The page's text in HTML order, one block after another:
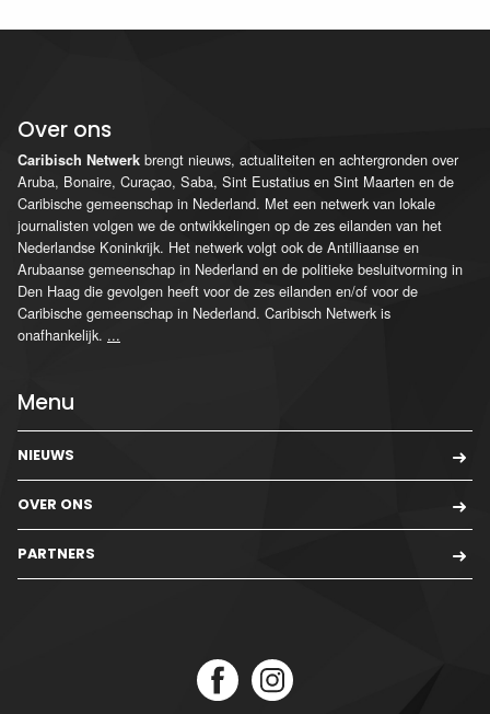
Over ons
Caribisch Netwerk brengt nieuws, actualiteiten en achtergronden over
Aruba, Bonaire, Curaçao, Saba, Sint Eustatius en Sint Maarten en de
Caribische gemeenschap in Nederland. Met een netwerk van lokale
journalisten volgen we de ontwikkelingen op de zes eilanden van het
Nederlandse Koninkrijk. Het netwerk volgt ook de Antilliaanse en
Arubaanse gemeenschap in Nederland en de politieke besluitvorming in
Den Haag die gevolgen heeft voor de zes eilanden en/of voor de
Caribische gemeenschap in Nederland. Caribisch Netwerk is
onafhankelijk. ...
Menu
NIEUWS
OVER ONS
PARTNERS